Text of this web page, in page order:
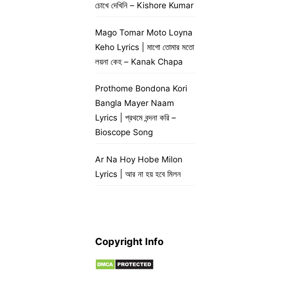
চোখে দেখিনি – Kishore Kumar
Mago Tomar Moto Loyna
Keho Lyrics | মাগো তোমার মতো
লয়না কেহ – Kanak Chapa
Prothome Bondona Kori
Bangla Mayer Naam
Lyrics | প্রথমে বন্দনা করি –
Bioscope Song
Ar Na Hoy Hobe Milon
Lyrics | আর না হয় হবে মিলন
Copyright Info